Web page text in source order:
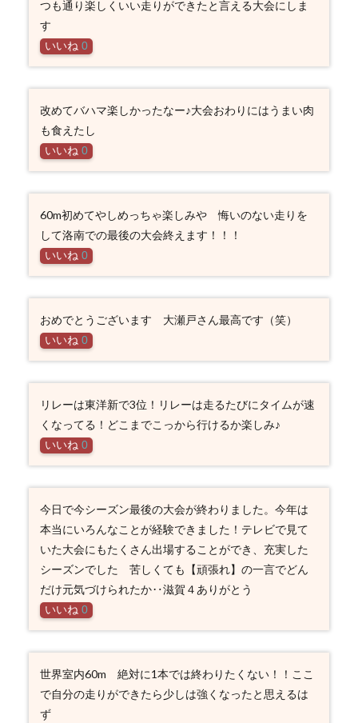
つも通り楽しくいい走りができたと言える大会にしま
す
いいね 0
改めてバハマ楽しかったなー♪大会おわりにはうまい肉
も食えたし
いいね 0
60m初めてやしめっちゃ楽しみや 悔いのない走りを
して洛南での最後の大会終えます！！！
いいね 0
おめでとうございます 大瀬戸さん最高です（笑）
いいね 0
リレーは東洋新で3位！リレーは走るたびにタイムが速
くなってる！どこまでこっから行けるか楽しみ♪
いいね 0
今日で今シーズン最後の大会が終わりました。今年は
本当にいろんなことが経験できました！テレビで見て
いた大会にもたくさん出場することができ、充実した
シーズンでした 苦しくても【頑張れ】の一言でどん
だけ元気づけられたか‥滋賀４ありがとう
いいね 0
世界室内60m 絶対に1本では終わりたくない！！ここ
で自分の走りができたら少しは強くなったと思えるは
ず